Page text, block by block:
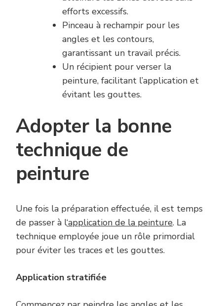
efforts excessifs.
Pinceau à rechampir pour les
angles et les contours,
garantissant un travail précis.
Un récipient pour verser la
peinture, facilitant l’application et
évitant les gouttes.
Adopter la bonne
technique de
peinture
Une fois la préparation effectuée, il est temps
de passer à l‘application de la peinture. La
technique employée joue un rôle primordial
pour éviter les traces et les gouttes.
Application stratifiée